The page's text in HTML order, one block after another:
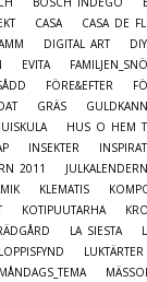
CASA CASA DE
DIGITAL ART DIY
EVITA
FÖRE&EFTER
GRÄS
HUS O HEM
INSEKTER
2011
KLEMATIS
KOTIPUUTARHA
LA SIESTA
LOPPISFYND LUKTÄRTER
MÅNDAGS_TEMA